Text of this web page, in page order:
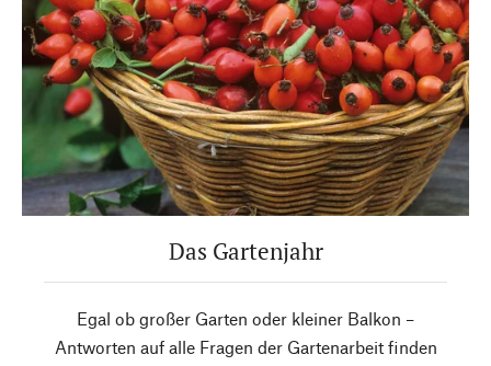
Das Gartenjahr
Egal ob großer Garten oder kleiner Balkon –
Antworten auf alle Fragen der Gartenarbeit finden